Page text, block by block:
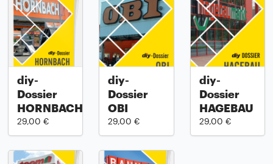
diy-
Dossier
HORNBACH
29,00 €
diy-
Dossier
OBI
29,00 €
diy-
Dossier
HAGEBAU
29,00 €